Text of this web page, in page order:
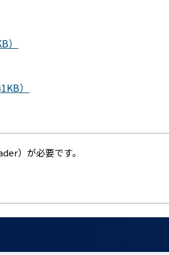
）
）が必要です。